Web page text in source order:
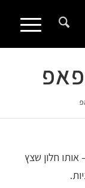
אותו חלון שצץ